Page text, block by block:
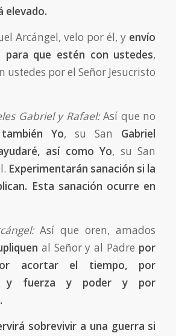
elevado.
Arcángel, velo por él, y envío
para que estén con ustedes,
ustedes por el Señor Jesucristo
Gabriel y Rafael:Así que no
también Yo, su San Gabriel
así como Yo, su San
Experimentarán sanación si la
Esta sanación ocurre en
Así que oren, amados
al Señor y al Padre por
acortar el tiempo, por
y fuerza y poder y por
sobrevivir a una guerra si